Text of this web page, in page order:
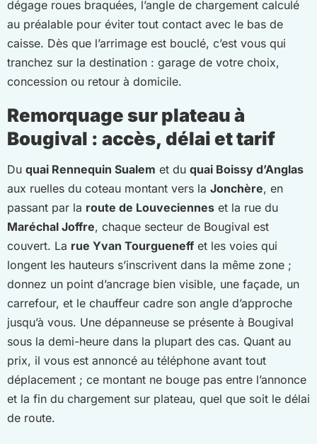
dégage roues braquées, l’angle de chargement calculé
au préalable pour éviter tout contact avec le bas de
caisse. Dès que l’arrimage est bouclé, c’est vous qui
tranchez sur la destination : garage de votre choix,
concession ou retour à domicile.
Remorquage sur plateau à
Bougival : accès, délai et tarif
Du quai Rennequin Sualem et du quai Boissy d’Anglas
aux ruelles du coteau montant vers la Jonchère, en
passant par la route de Louveciennes et la rue du
Maréchal Joffre, chaque secteur de Bougival est
couvert. La rue Yvan Tourgueneff et les voies qui
longent les hauteurs s’inscrivent dans la même zone ;
donnez un point d’ancrage bien visible, une façade, un
carrefour, et le chauffeur cadre son angle d’approche
jusqu’à vous. Une dépanneuse se présente à Bougival
sous la demi-heure dans la plupart des cas. Quant au
prix, il vous est annoncé au téléphone avant tout
déplacement ; ce montant ne bouge pas entre l’annonce
et la fin du chargement sur plateau, quel que soit le délai
de route.